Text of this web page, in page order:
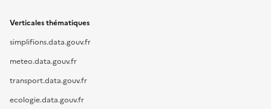
Verticales thématiques
simplifions.data.gouv.fr
meteo.data.gouv.fr
transport.data.gouv.fr
ecologie.data.gouv.fr